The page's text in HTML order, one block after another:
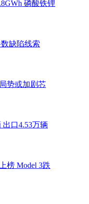
磷酸铁锂
缺陷线索
势或加剧芯
口4.53万辆
榜 Model 3跌